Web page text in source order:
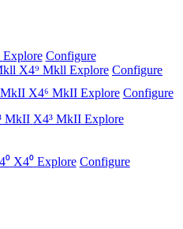
Explore Configure
X4⁹ Mkll Explore Configure
X4⁶ MkII Explore Configure
X4³ MkII Explore
X4⁰ Explore Configure